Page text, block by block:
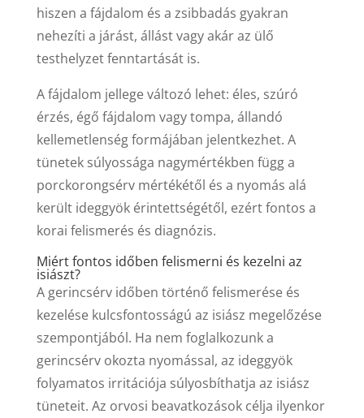
hiszen a fájdalom és a zsibbadás gyakran
nehezíti a járást, állást vagy akár az ülő
testhelyzet fenntartását is.
A fájdalom jellege változó lehet: éles, szúró
érzés, égő fájdalom vagy tompa, állandó
kellemetlenség formájában jelentkezhet. A
tünetek súlyossága nagymértékben függ a
porckorongsérv mértékétől és a nyomás alá
került ideggyök érintettségétől, ezért fontos a
korai felismerés és diagnózis.
Miért fontos időben felismerni és kezelni az
isiászt?
A gerincsérv időben történő felismerése és
kezelése kulcsfontosságú az isiász megelőzése
szempontjából. Ha nem foglalkozunk a
gerincsérv okozta nyomással, az ideggyök
folyamatos irritációja súlyosbíthatja az isiász
tüneteit. Az orvosi beavatkozások célja ilyenkor